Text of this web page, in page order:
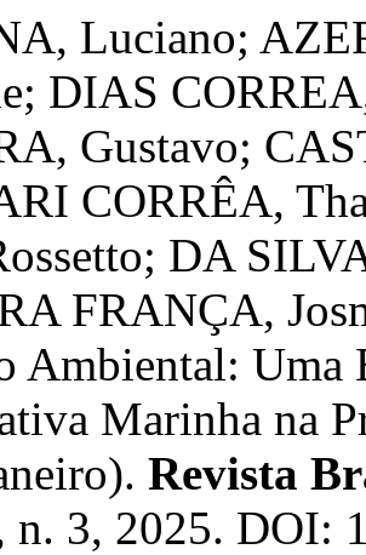
Luciano;
DIAS
Gustavo;
CORRÊA,
DA
FRANÇA,
Ambiental:
Marinha na
Revista
n. 3, 2025. DOI: